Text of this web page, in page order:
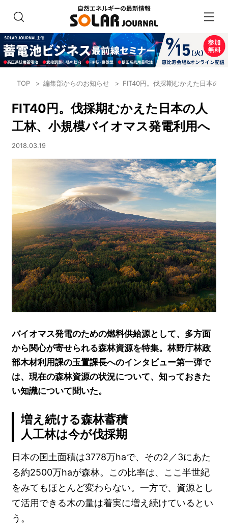
TOP 編集部からのお知らせ FIT40円。伐採期むかえた日本の
FIT40円。伐採期むかえた日本の人
工林、小規模バイオマス発電利用へ
2018.03.19
バイオマス発電のための燃料供給源として、多方面
から関心が寄せられる森林資源を特集。林野庁林政
部木材利用課の玉置課長へのインタビュー第一弾で
は、現在の森林資源の状況について、知っておきた
い知識について聞いた。
増え続ける森林蓄積
人工林は今が伐採期
日本の国土面積は3778万haで、その2／3にあた
る約2500万haが森林。この比率は、ここ半世紀
をみてもほとんど変わらない。一方で、資源とし
て活用できる木の量は着実に増え続けているとい
う。